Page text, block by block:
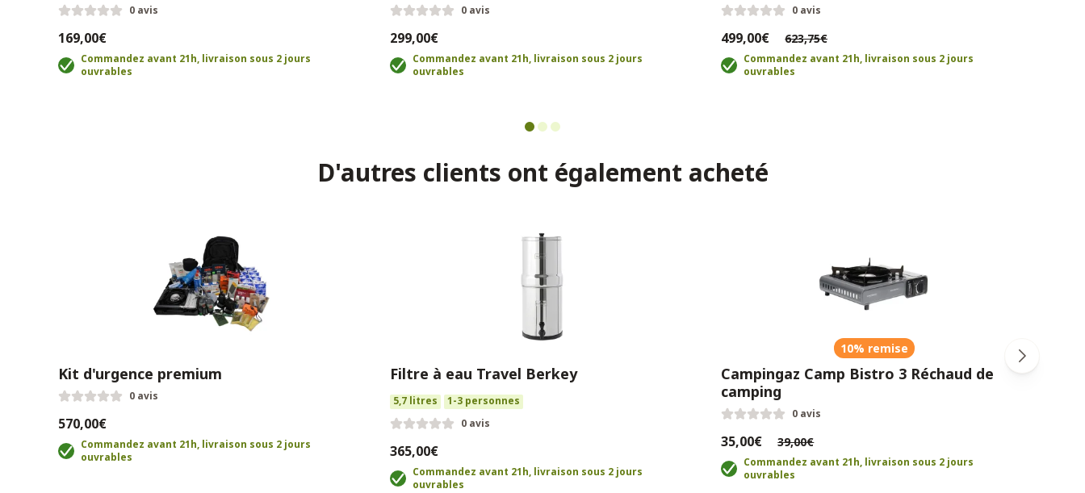
0 avis
169,00€
Commandez avant 21h, livraison sous 2 jours
ouvrables
0 avis
299,00€
Commandez avant 21h, livraison sous 2 jours
ouvrables
0 avis
499,00€ 623,75€
Commandez avant 21h, livraison sous 2 jours
ouvrables
D'autres clients ont également acheté
Kit d'urgence premium
0 avis
570,00€
Commandez avant 21h, livraison sous 2 jours
ouvrables
Filtre à eau Travel Berkey
5,7 litres
1-3 personnes
0 avis
365,00€
Commandez avant 21h, livraison sous 2 jours
ouvrables
10% remise
Campingaz Camp Bistro 3 Réchaud de
camping
0 avis
35,00€ 39,00€
Commandez avant 21h, livraison sous 2 jours
ouvrables